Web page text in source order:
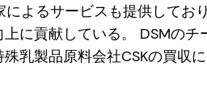
よるサービスも提供してお
に貢献している。 DSMのチ
乳製品原料会社CSKの買収